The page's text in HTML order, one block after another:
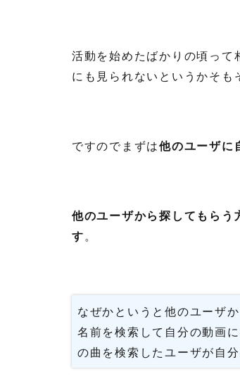
活動を始めたばかりの頃って
にも見られないというかそも
ですのでまずは他のユーザに
他のユーザから探してもらう
す
なぜかというと他のユーザ
名前を検索して自分の動画
の曲を検索したユーザが自